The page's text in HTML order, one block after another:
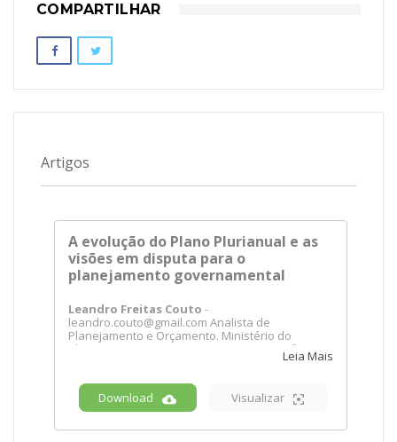
COMPARTILHAR
Artigos
A evolução do Plano Plurianual e as
visões em disputa para o
planejamento governamental
Leandro Freitas Couto -
leandro.couto@gmail.com Analista de
Planejamento e Orçamento. Ministério do
Planejamento, Orçamento e Gestão. Brasília,
Resumo:O artigo situa a evolução dos planos
plurianuais – PPA no Brasil desde a década de
1990 a partir das concepções de planejamento
que foram ganhando destaque na
Leia Mais
Download Visualizar